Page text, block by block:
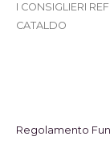
I CONSIGLIERI
CATALDO
Regolamento